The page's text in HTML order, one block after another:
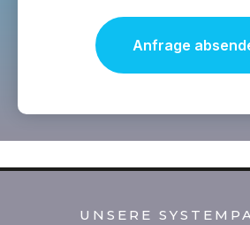
UNSERE